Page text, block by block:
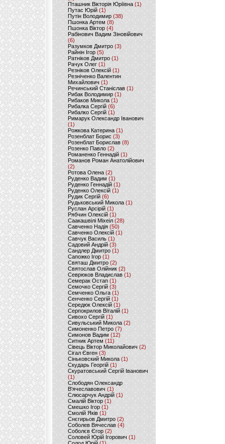
Пташник Вікторія Юріївна (1)
Путас Юрій (1)
Путін Володимир(38)
Пшонка Артем (8)
Пшонка Віктор(4)
Рабінович Вадим Зіновійович
(6)
Разумков Дмитро (3)
Райнін Ігор(5)
Ратніков Дмитро (1)
Рачук Олег (1)
Резніков Олексій(1)
Резніченко Валентин
Михайлович (1)
Речинський Станіслав (1)
Рибак Володимир(1)
Рибаков Микола(1)
Рибалка Сергій (6)
Рибалко Сергій (1)
Римарук Олександр Іванович
(1)
Рожкова Катерина(1)
Розенблат Борис (3)
Розенблат Борислав (8)
Розенко Павло (2)
Романенко Геннадій (1)
Романов Роман Анатолійович
(2)
Ротова Олена(2)
Руденко Вадим (1)
Руденко Геннадій (1)
Руденко Олексій(1)
Рудик Сергій(6)
Рудьковський Микола (1)
Руслан Арсірій(1)
Рябчин Олексій (1)
Саакашвілі Міхеіл(28)
Савченко Надія (50)
Савченко Олексій(1)
Савчук Василь (1)
Садовий Андрій (3)
Сандлер Дмитро(1)
Сапожко Ігор(1)
Святаш Дмитро (2)
Святослав Олійник (2)
Севрюков Владислав (1)
Семерак Остап (1)
Семочко Сергій (3)
Семченко Ольга (1)
Сенченко Сергій(1)
Середюк Олексій(1)
Серпокрилов Віталій(1)
Сивохо Сергій(1)
Сивульський Микола(2)
Симоненко Петро(7)
Симонов Вадим (12)
Ситник Артем(11)
Сівець Віктор Миколайович(2)
Сігал Євген (3)
Сіньковский Микола(1)
Скударь Георгій (1)
Скуратовський Сергій Іванович
(1)
Слободян Олександр
В'ячеславович(1)
Слюсарчук Андрій(1)
Смалій Віктор (1)
Смешко Ігор (1)
Смолій Яків (1)
Снєгирьов Дмитро (2)
Соболев Вячеслав (4)
Соболєв Єгор(2)
Соловей Юрій Ігорович (1)